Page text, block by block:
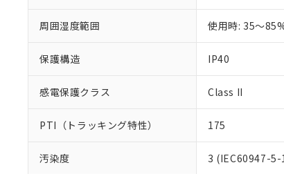
周囲湿度範囲 使用時: 35～
保護構造 IP40
感電保護クラス Class II
PTI（トラッキング特性） 175
汚染度 3 (IEC60947-5-
り割愛してお